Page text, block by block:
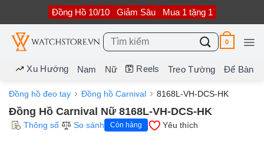
nội
dung
Đồng Hồ 10/10 Giảm Sâu Mua 1 tặng 1
Tìm
kiếm:
0
Xu Hướng Nam Nữ Reels Treo Tường Để Bàn
Đồng hồ đeo tay Đồng hồ Carnival 8168L-VH-DCS-HK
Đồng Hồ Carnival Nữ 8168L-VH-DCS-HK
Thông số So sánh Còn hàng Yêu thích